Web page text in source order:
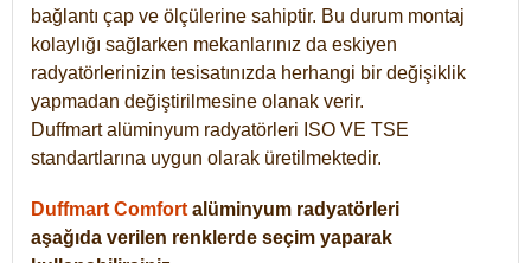
bağlantı çap ve ölçülerine sahiptir. Bu durum montaj
kolaylığı sağlarken mekanlarınız da eskiyen
radyatörlerinizin tesisatınızda herhangi bir değişiklik
yapmadan değiştirilmesine olanak verir.
Duffmart alüminyum radyatörleri ISO VE TSE
standartlarına uygun olarak üretilmektedir.
Duffmart Comfort alüminyum radyatörleri
aşağıda verilen renklerde seçim yaparak